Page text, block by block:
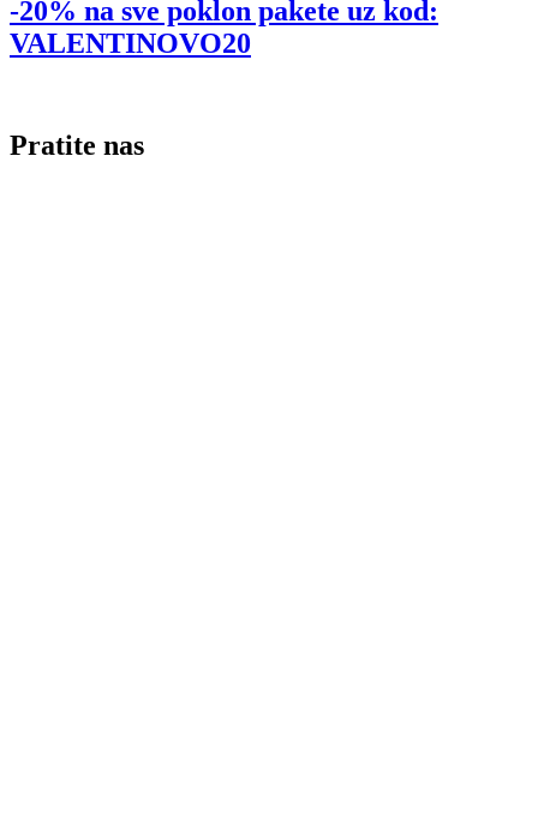
-20% na sve poklon pakete uz kod:
VALENTINOVO20
Pratite nas